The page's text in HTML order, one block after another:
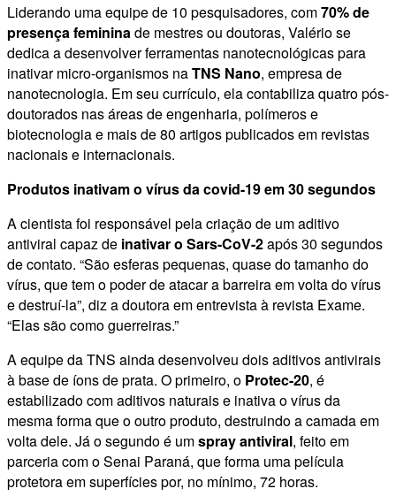
Liderando uma equipe de 10 pesquisadores, com70% de
presença femininade mestres ou doutoras, Valério se
dedica a desenvolver ferramentas nanotecnológicas para
inativar micro-organismos naTNS Nano, empresa de
nanotecnologia. Em seu currículo, ela contabiliza quatro pós-
doutorados nas áreas de engenharia, polímeros e
biotecnologia e mais de 80 artigos publicados em revistas
nacionais e internacionais.
Produtos inativam o vírus da covid-19 em 30 segundos
A cientista foi responsável pela criação de um aditivo
antiviral capaz de inativar o Sars-CoV-2após 30 segundos
de contato. “São esferas pequenas, quase do tamanho do
vírus, que tem o poder de atacar a barreira em volta do vírus
e destruí-la”, diz a doutora em entrevista à revista Exame.
“Elas são como guerreiras.”
A equipe da TNS ainda desenvolveu dois aditivos antivirais
à base de íons de prata. O primeiro, o Protec-20, é
estabilizado com aditivos naturais e inativa o vírus da
mesma forma que o outro produto, destruindo a camada em
volta dele. Já o segundo é umspray antiviral, feito em
parceria com o Senai Paraná, que forma uma película
protetora em superfícies por, no mínimo, 72 horas.